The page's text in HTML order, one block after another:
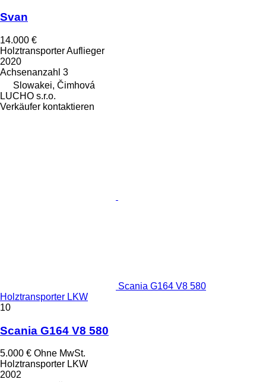
Svan
14.000 €
Holztransporter Auflieger
2020
Achsenanzahl 3
Slowakei, Čimhová
LUCHO s.r.o.
Verkäufer kontaktieren
Scania G164 V8 580
Holztransporter LKW
10
Scania G164 V8 580
5.000 € Ohne MwSt.
Holztransporter LKW
2002